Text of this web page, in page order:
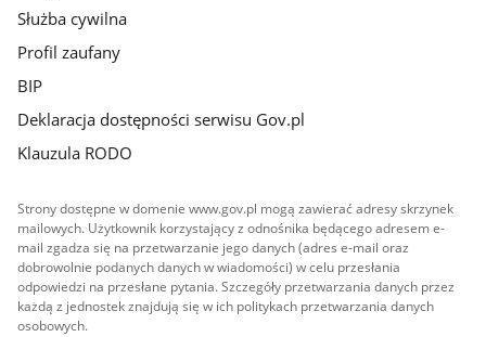
Służba cywilna
Profil zaufany
BIP
Deklaracja dostępności serwisu Gov.pl
Klauzula RODO
Strony dostępne w domenie www.gov.pl mogą zawierać adresy skrzynek
mailowych. Użytkownik korzystający z odnośnika będącego adresem e-
mail zgadza się na przetwarzanie jego danych (adres e-mail oraz
dobrowolnie podanych danych w wiadomości) w celu przesłania
odpowiedzi na przesłane pytania. Szczegóły przetwarzania danych przez
każdą z jednostek znajdują się w ich politykach przetwarzania danych
osobowych.